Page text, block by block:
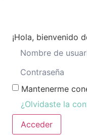
¡Hola, bienvenido
Mantenerme
¿Olvidaste la
Acceder